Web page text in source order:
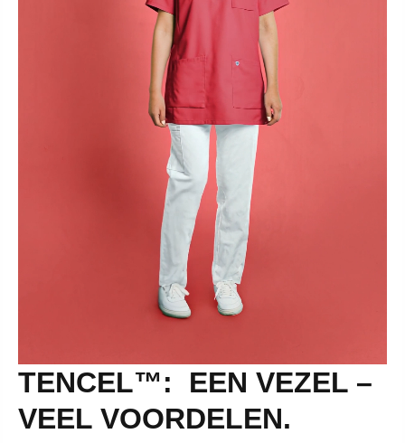
TENCEL™: EEN VEZEL –
VEEL VOORDELEN.